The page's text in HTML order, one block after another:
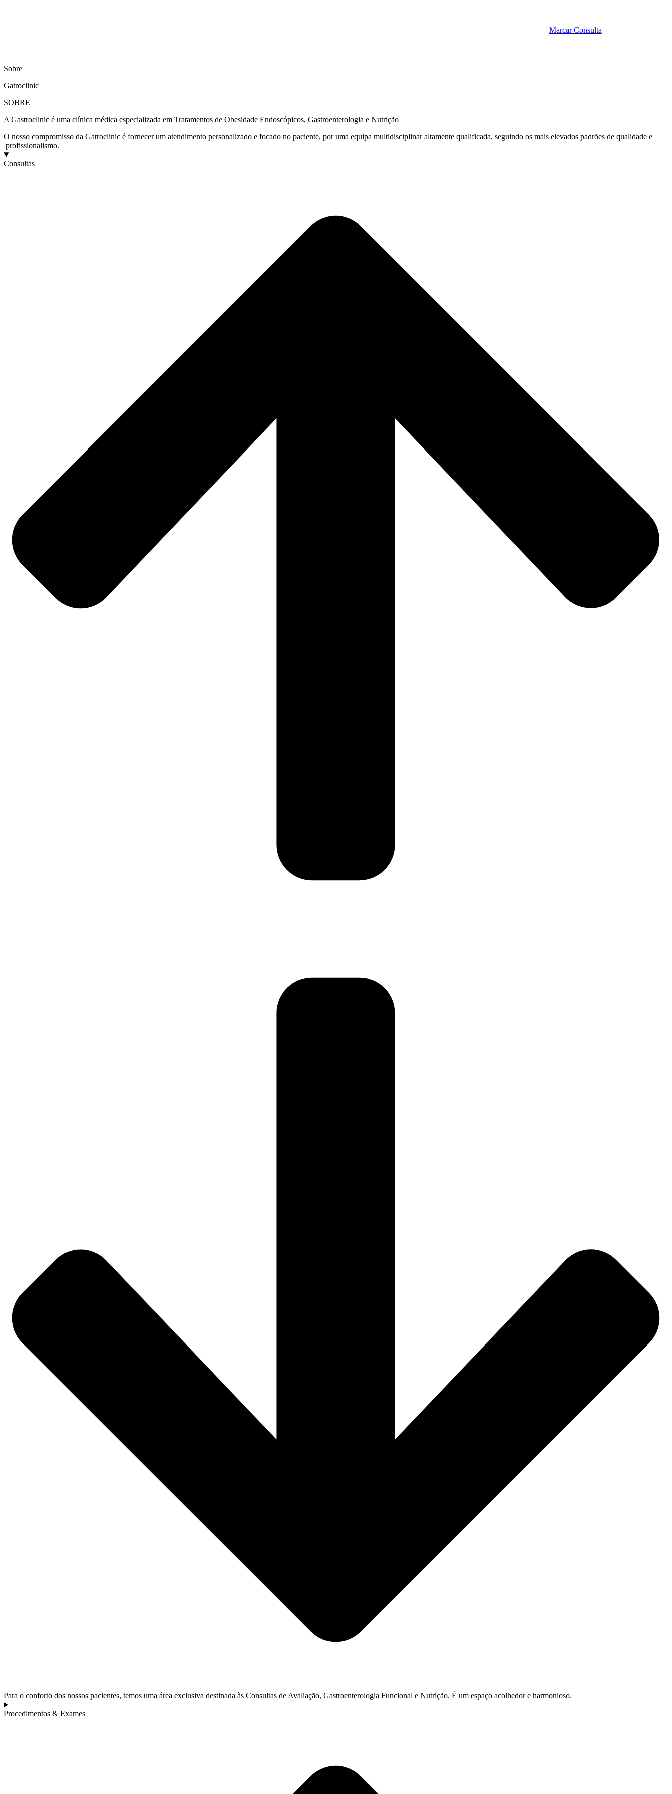
Marcar Consulta
Sobre
Gatroclinic
SOBRE
A Gastroclinic é uma clínica médica especializada em Tratamentos de Obesidade Endoscópicos, Gastroenterologia e Nutrição
O nosso compromisso da Gatroclinic é fornecer um atendimento personalizado e focado no paciente, por uma equipa multidisciplinar altamente qualificada, seguindo os mais elevados padrões de qualidade e
profissionalismo.​
Consultas
Para o conforto dos nossos pacientes, temos uma área exclusiva destinada às Consultas de Avaliação, Gastroenterologia Funcional e Nutrição. É um espaço acolhedor e harmonioso.
Procedimentos & Exames